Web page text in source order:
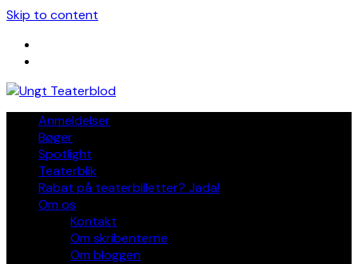
Skip to content
Anmeldelser
Bøger
Spotlight
Teaterblik
Rabat på teaterbilletter? Jada!
Om os
Kontakt
Om skribenterne
Om bloggen